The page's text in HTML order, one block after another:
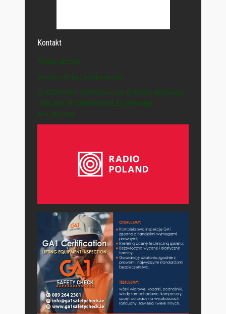
Kontakt
Polska-IE.com
e-mail: info (at) polska-ie.com
© WSZYSTKIE MATERIAŁY NA STRONIE WYDAWCY
„POLSKA-IE” CHRONIONE SĄ PRAWEM
AUTORSKIM.